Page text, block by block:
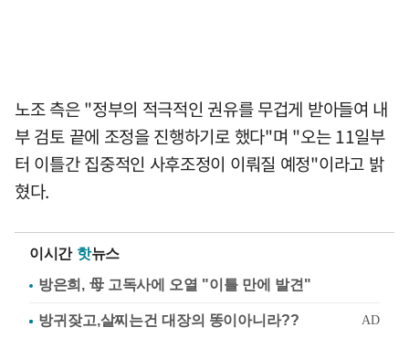
노조 측은 "정부의 적극적인 권유를 무겁게 받아들여 내
부 검토 끝에 조정을 진행하기로 했다"며 "오는 11일부
터 이틀간 집중적인 사후조정이 이뤄질 예정"이라고 밝
혔다.
이시간 핫뉴스
방은희, 母 고독사에 오열 "이틀 만에 발견"